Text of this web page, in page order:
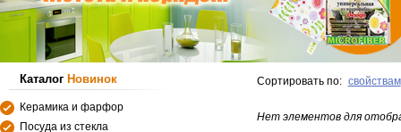
Каталог Новинок
Керамика и фарфор
Посуда из стекла
Сортировать по: свойствам
Нет элементов для